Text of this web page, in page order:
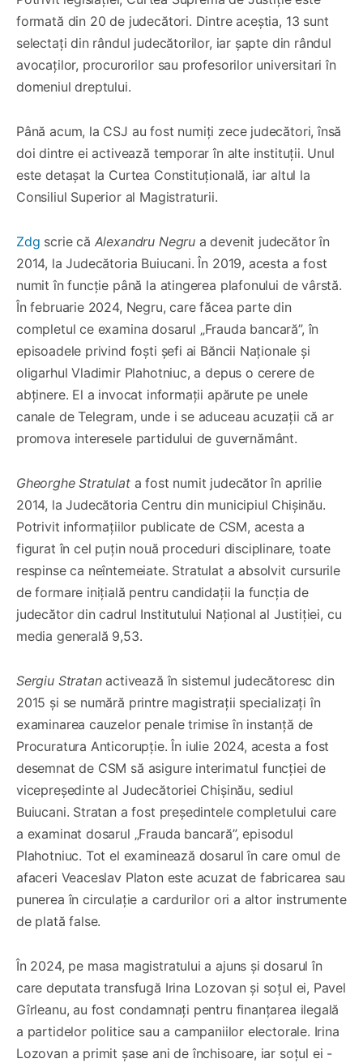
formată din 20 de judecători. Dintre aceștia, 13 sunt
selectați din rândul judecătorilor, iar șapte din rândul
avocaților, procurorilor sau profesorilor universitari în
domeniul dreptului.
Până acum, la CSJ au fost numiți zece judecători, însă
doi dintre ei activează temporar în alte instituții. Unul
este detașat la Curtea Constituțională, iar altul la
Consiliul Superior al Magistraturii.
Zdg scrie că Alexandru Negrua devenit judecător în
2014, la Judecătoria Buiucani. În 2019, acesta a fost
numit în funcție până la atingerea plafonului de vârstă.
În februarie 2024, Negru, care făcea parte din
completul ce examina dosarul „Frauda bancară”, în
episoadele privind foști șefi ai Băncii Naționale și
oligarhul Vladimir Plahotniuc, a depus o cerere de
abținere. El a invocat informații apărute pe unele
canale de Telegram, unde i se aduceau acuzații că ar
promova interesele partidului de guvernământ.
Gheorghe Stratulat a fost numit judecător în aprilie
2014, la Judecătoria Centru din municipiul Chișinău.
Potrivit informațiilor publicate de CSM, acesta a
figurat în cel puțin nouă proceduri disciplinare, toate
respinse ca neîntemeiate. Stratulat a absolvit cursurile
de formare inițială pentru candidații la funcția de
judecător din cadrul Institutului Național al Justiției, cu
media generală 9,53.
Sergiu Stratanactivează în sistemul judecătoresc din
2015 și se numără printre magistrații specializați în
examinarea cauzelor penale trimise în instanță de
Procuratura Anticorupție. În iulie 2024, acesta a fost
desemnat de CSM să asigure interimatul funcției de
vicepreședinte al Judecătoriei Chișinău, sediul
Buiucani. Stratan a fost președintele completului care
a examinat dosarul „Frauda bancară”, episodul
Plahotniuc. Tot el examinează dosarul în care omul de
afaceri Veaceslav Platon este acuzat de fabricarea sau
punerea în circulație a cardurilor ori a altor instrumente
de plată false.
În 2024, pe masa magistratului a ajuns și dosarul în
care deputata transfugă Irina Lozovan și soțul ei, Pavel
Gîrleanu, au fost condamnați pentru finanțarea ilegală
a partidelor politice sau a campaniilor electorale. Irina
Lozovan a primit șase ani de închisoare, iar soțul ei -